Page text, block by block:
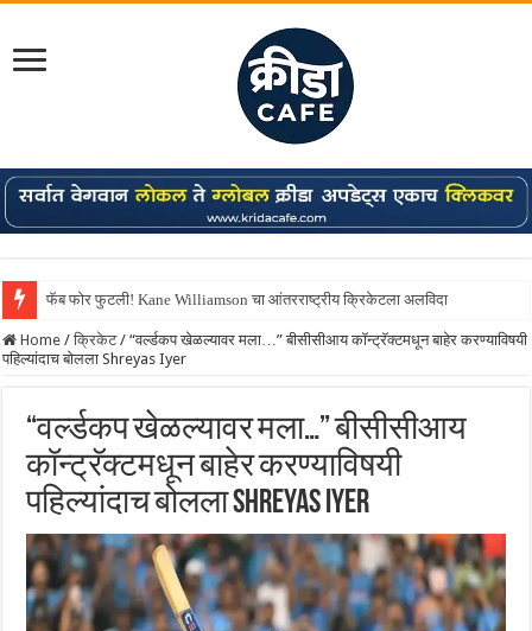
फॅब फोर फुटली! Kane Williamson चा आंतरराष्ट्रीय क्रिकेटला अलविदा
Shreyas Iyer कॅप्टन झाला! टी20 ची पुन्हा मुंबईकराच्या खांद्यावर, एशियन गेम्स…
Home / क्रिकेट / “वर्ल्डकप खेळल्यावर मला…” बीसीसीआय कॉन्ट्रॅक्टमधून बाहेर करण्याविषयी
पहिल्यांदाच बोलला Shreyas Iyer
“वर्ल्डकप खेळल्यावर मला…” बीसीसीआय
कॉन्ट्रॅक्टमधून बाहेर करण्याविषयी
पहिल्यांदाच बोलला Shreyas Iyer